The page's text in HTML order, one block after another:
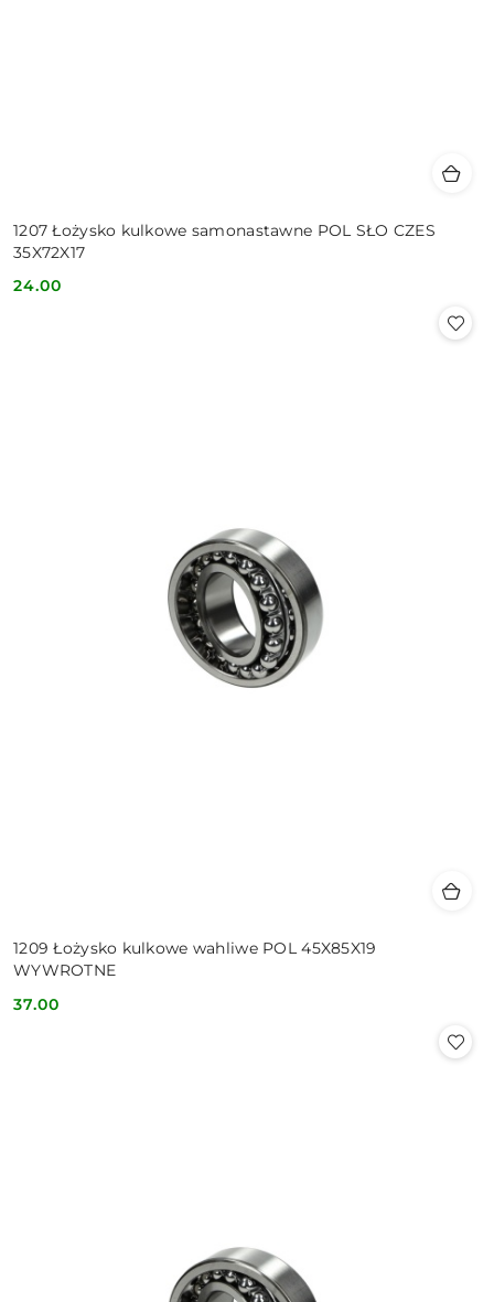
1207 Łożysko kulkowe samonastawne POL SŁO CZES
35X72X17
Cena:
24.00
1209 Łożysko kulkowe wahliwe POL 45X85X19
WYWROTNE
Cena:
37.00